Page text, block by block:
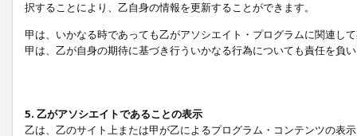
択することにより、乙自身の情報を更新することができます。
甲は、いかなる時であっても乙がアソシエイト・プログラムに関連し
甲は、乙が自身の期待に基づき行ういかなる行為についても責任を負
5. 乙がアソシエイトであることの表示
乙は、乙のサイト上または甲が乙によるプログラム・コンテンツの表